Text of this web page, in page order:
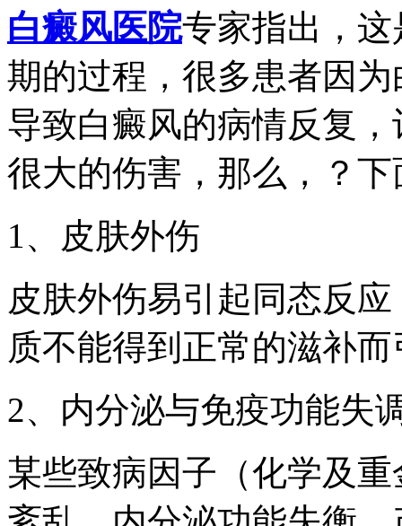
白癜风医院专家指出，
期的过程，很多患者因
导致白癜风的病情反复
很大的伤害，那么，？
1、皮肤外伤
皮肤外伤易引起同态反
质不能得到正常的滋补
2、内分泌与免疫功能失
某些致病因子（化学及